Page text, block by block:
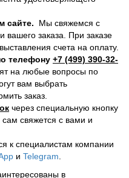
сайте. Мы свяжемся с
вашего заказа. При заказе
счета на оплату.
телефону +7 (499) 390-32-
на любые вопросы по
вам выбрать
заказ.
через специальную кнопку
свяжется с вами и
к специалистам компании
и Telegram
в